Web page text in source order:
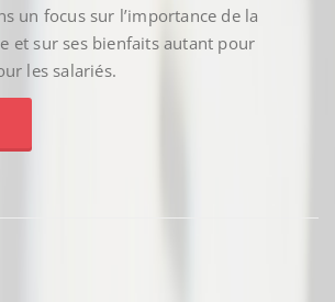
un focus sur l’importance de la
et sur ses bienfaits autant pour
les salariés.